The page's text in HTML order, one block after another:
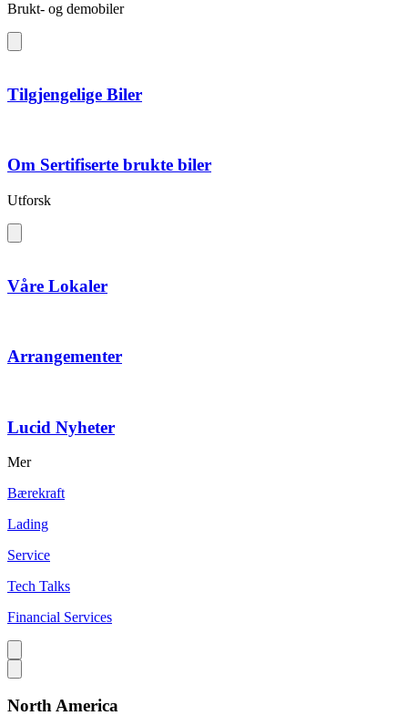
Brukt- og demobiler
Tilgjengelige Biler
Om Sertifiserte brukte biler
Utforsk
Våre Lokaler
Arrangementer
Lucid Nyheter
Mer
Bærekraft
Lading
Service
Tech Talks
Financial Services
North America